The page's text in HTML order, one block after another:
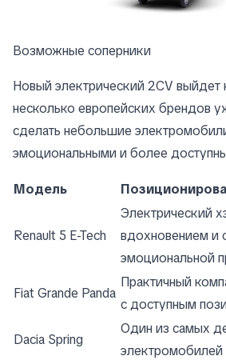
Возможные соперники
Новый электрический 2CV выйдет
несколько европейских брендов
сделать небольшие
эмоциональными и более
Модель
Renault 5 E-Tech
Электрический
вдохновением и
эмоциональной
Fiat Grande Panda
Практичный
с доступным
Dacia Spring
Один из самых
электромобилей